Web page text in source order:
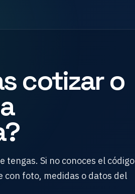
cotizar o
tengas. Si no conoces el código
foto, medidas o datos del